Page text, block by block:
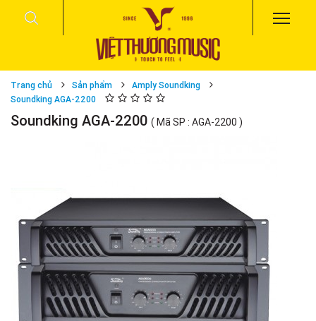
Trang chủ Sản phẩm
Amply Soundking
Soundking AGA-2200
Soundking AGA-2200 ( Mã SP : AGA-2200 )